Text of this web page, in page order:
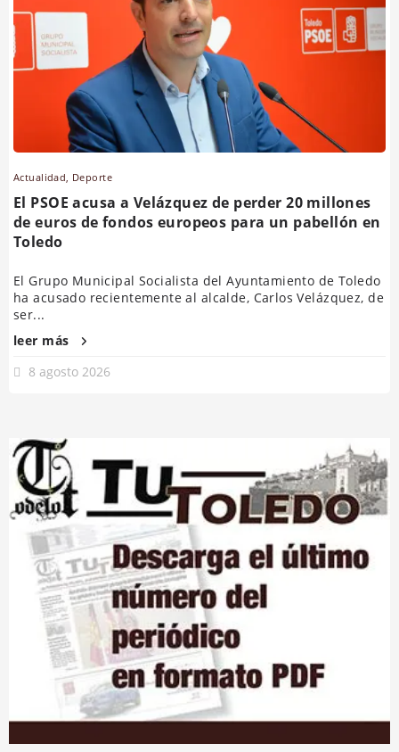
Actualidad, Deporte
El PSOE acusa a Velázquez de perder 20 millones
de euros de fondos europeos para un pabellón en
Toledo
El Grupo Municipal Socialista del Ayuntamiento de Toledo
ha acusado recientemente al alcalde, Carlos Velázquez, de
ser...
leer más
8 agosto 2026